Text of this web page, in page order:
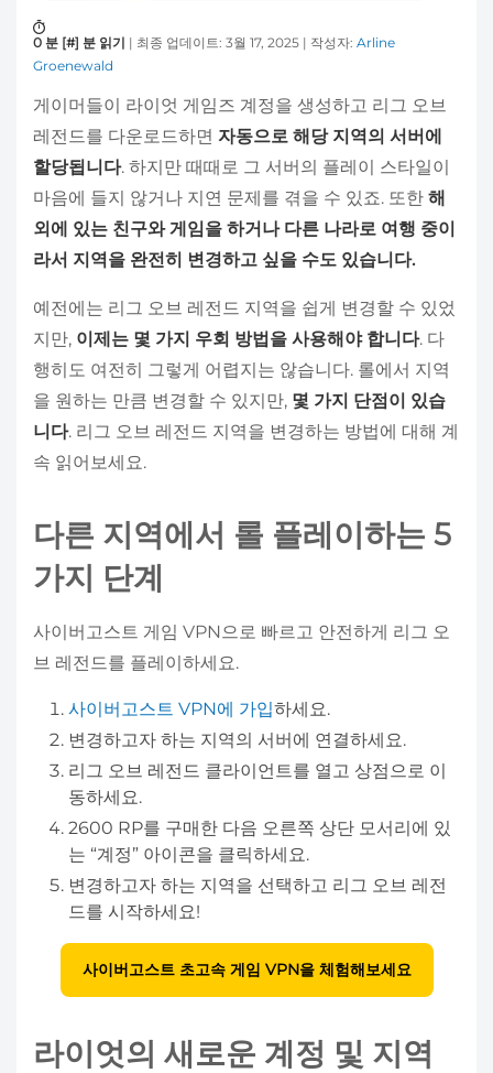
0 분 [#] 분 읽기 | 최종 업데이트: 3월 17, 2025 | 작성자: Arline
Groenewald
게이머들이 라이엇 게임즈 계정을 생성하고 리그 오브
레전드를 다운로드하면 자동으로 해당 지역의 서버에
할당됩니다. 하지만 때때로 그 서버의 플레이 스타일이
마음에 들지 않거나 지연 문제를 겪을 수 있죠. 또한 해
외에 있는 친구와 게임을 하거나 다른 나라로 여행 중이
라서 지역을 완전히 변경하고 싶을 수도 있습니다.
예전에는 리그 오브 레전드 지역을 쉽게 변경할 수 있었
지만, 이제는 몇 가지 우회 방법을 사용해야 합니다. 다
행히도 여전히 그렇게 어렵지는 않습니다. 롤에서 지역
을 원하는 만큼 변경할 수 있지만, 몇 가지 단점이 있습
니다. 리그 오브 레전드 지역을 변경하는 방법에 대해 계
속 읽어보세요.
다른 지역에서 롤 플레이하는 5
가지 단계
사이버고스트 게임 VPN으로 빠르고 안전하게 리그 오
브 레전드를 플레이하세요.
사이버고스트 VPN에 가입하세요.
변경하고자 하는 지역의 서버에 연결하세요.
리그 오브 레전드 클라이언트를 열고 상점으로 이
동하세요.
2600 RP를 구매한 다음 오른쪽 상단 모서리에 있
는 “계정” 아이콘을 클릭하세요.
변경하고자 하는 지역을 선택하고 리그 오브 레전
드를 시작하세요!
사이버고스트 초고속 게임 VPN을 체험해보세요
라이엇의 새로운 계정 및 지역